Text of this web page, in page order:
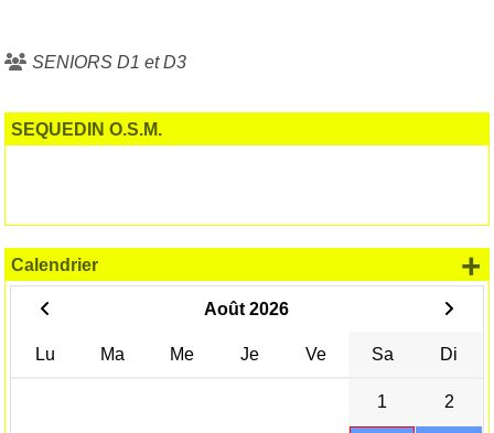
SENIORS D1 et D3
SEQUEDIN O.S.M.
Calendrier
Août 2026
Lu Ma Me Je Ve Sa Di
1 2
+